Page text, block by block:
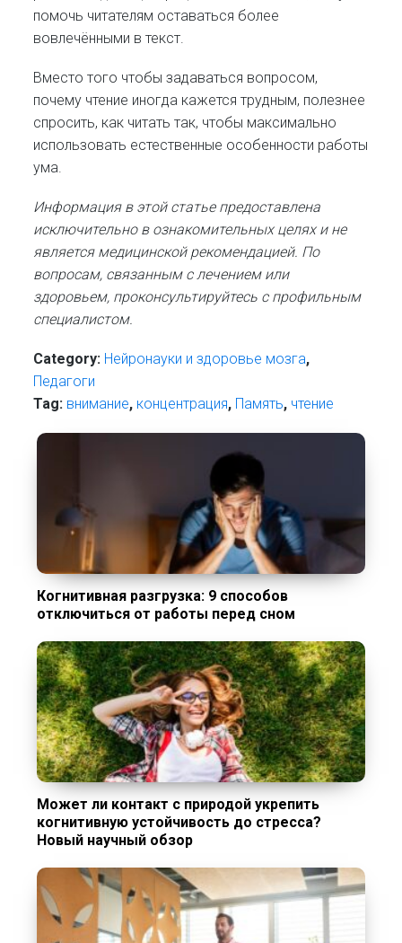
помочь читателям оставаться более
вовлечёнными в текст.
Вместо того чтобы задаваться вопросом,
почему чтение иногда кажется трудным, полезнее
спросить, как читать так, чтобы максимально
использовать естественные особенности работы
ума.
Информация в этой статье предоставлена
исключительно в ознакомительных целях и не
является медицинской рекомендацией. По
вопросам, связанным с лечением или
здоровьем, проконсультируйтесь с профильным
специалистом.
Category: Нейронауки и здоровье мозга,
Педагоги
Tag: внимание, концентрация, Память, чтение
Когнитивная разгрузка: 9 способов
отключиться от работы перед сном
Может ли контакт с природой укрепить
когнитивную устойчивость до стресса?
Новый научный обзор